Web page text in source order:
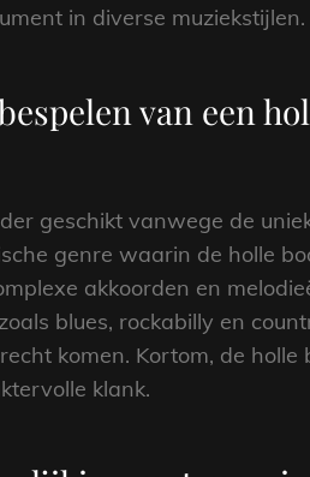
in diverse muziekstijlen.
van een
geschikt vanwege de
genre waarin de holle
akkoorden en
blues, rockabilly en
komen. Kortom, de holle
klank.